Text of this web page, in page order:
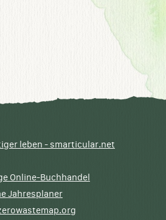
leben - smarticular.net
Online-Buchhandel
Jahresplaner